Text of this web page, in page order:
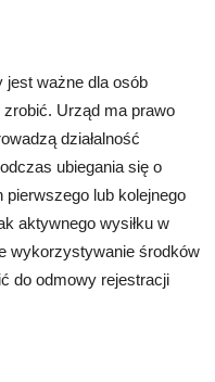
jest ważne dla osób
Urząd ma prawo
działalność
ubiegania się o
lub kolejnego
aktywnego wysiłku w
wykorzystywanie środków
do odmowy rejestracji